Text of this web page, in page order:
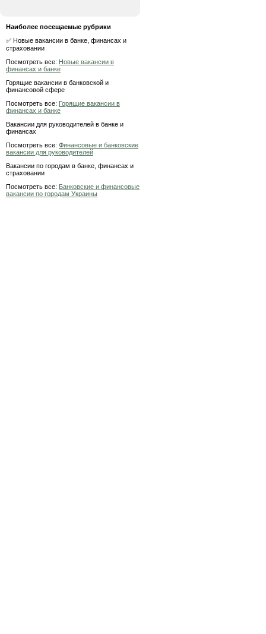
Наиболее посещаемые рубрики
✅ Новые вакансии в банке, финансах и
страховании
Посмотреть все: Новые вакансии в
финансах и банке
Горящие вакансии в банковской и
финансовой сфере
Посмотреть все: Горящие вакансии в
финансах и банке
Вакансии для руководителей в банке и
финансах
Посмотреть все: Финансовые и банковские
вакансии для руководителей
Вакансии по городам в банке, финансах и
страховании
Посмотреть все: Банковские и финансовые
вакансии по городам Украины